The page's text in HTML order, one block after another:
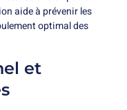
aide à prévenir les
optimal des
et